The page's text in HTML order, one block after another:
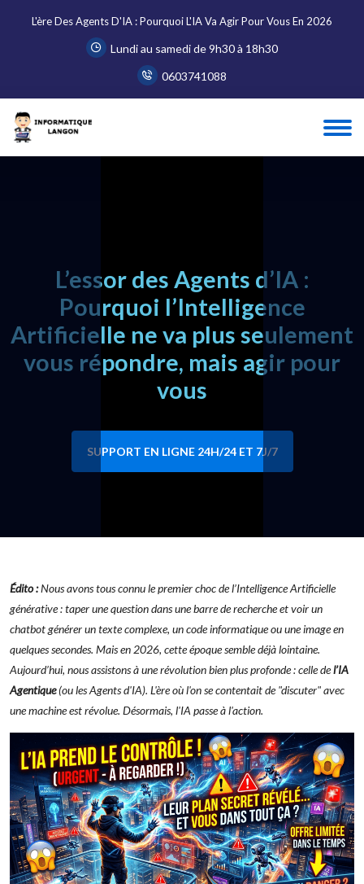
L'ère Des Agents D'IA : Pourquoi L'IA Va Agir Pour Vous En 2026
Lundi au samedi de 9h30 à 18h30
0603741088
Accueil Blog L'ère des Agents d'IA : Pourquoi l'IA va agir...
L’essor des Agents d’IA :
Pourquoi l’Intelligence
Artificielle ne va plus seulement
vous répondre, mais agir pour
vous
SUPPORT EN LIGNE 24H/24 ET 7J/7
Édito :Nous avons tous connu le premier choc de l’Intelligence Artificielle
générative : taper une question dans une barre de recherche et voir un
chatbot générer un texte complexe, un code informatique ou une image en
quelques secondes. Mais en 2026, cette époque semble déjà lointaine.
Aujourd’hui, nous assistons à une révolution bien plus profonde : celle del’IA
Agentique(ou les Agents d'IA). L'ère où l'on se contentait de "discuter" avec
une machine est révolue. Désormais, l'IA passe à l'action.